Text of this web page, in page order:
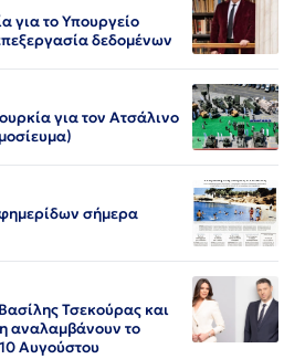
για το Υπουργείο
δεδομένων
για τον Ατσάλινο
σήμερα
Τσεκούρας και
αναλαμβάνουν το
Αυγούστου